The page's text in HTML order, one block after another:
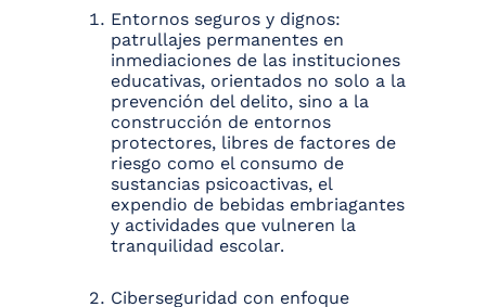
Entornos seguros y dignos:
patrullajes permanentes en
inmediaciones de las instituciones
educativas, orientados no solo a la
prevención del delito, sino a la
construcción de entornos
protectores, libres de factores de
riesgo como el consumo de
sustancias psicoactivas, el
expendio de bebidas embriagantes
y actividades que vulneren la
tranquilidad escolar.
Ciberseguridad con enfoque